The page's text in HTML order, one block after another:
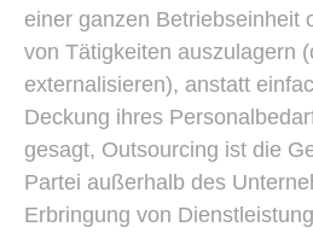
einer ganzen Betriebseinheit
von Tätigkeiten auszulagern
externalisieren), anstatt
Deckung ihres
gesagt, Outsourcing ist die
Partei außerhalb des
Erbringung von